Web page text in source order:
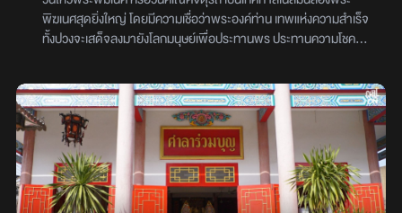
พิฆเนศสุดยิ่งใหญ่ โดยมีความเชื่อว่าพระองค์ท่าน เทพแห่งความสำเร็จ
ทั้งปวงจะเสด็จลงมายังโลกมนุษย์เพื่อประทานพร ประทานความโชคดี
กับวันที่ 7-17 กันยายนนี้วันคเณศจตุรถี คืออะไรวันคเณศจตุรถี เป็น
เทศกาลประจำปีเพื่อให้เหล่าผู้มีความศรัทธาได้สักการะบูชาพระพิฆเนศ
ซึ่งแต่ละปีจะไม่ตรงกัน โดยจะอยู่ในช่วงระหว่างเดือนสิงหาคม-ตุลาคม
แต่ในบางตำราว่าวันนี้เป็น วันเกิดของพระพิฆเนศ ซึ่งมีหลายคัมภีร์
หลายตำรา และไม่ตรงกัน แต่ในที่นี้จะอ้างอิงกับ วันคเณศชยันตี ที่ถูก
ระบุว่าเป็นวันเกิดของพระคเณศ และทำการบูชากันอย่างเคร่งครัดการ
บูชาพระพิฆเนศในเทศกาลคเณศจตุรถี ตลอดเวลาช่วง 10 วันของ